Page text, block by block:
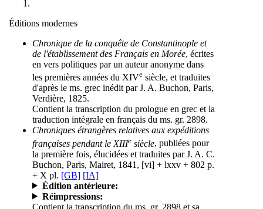
Éditions modernes
Chronique de la conquête de Constantinople et
de l'établissement des Français en Morée, écrites
en vers politiques par un auteur anonyme dans
les premières années du XIVe siècle, et traduites
d'après le ms. grec inédit par J. A. Buchon, Paris,
Verdière, 1825.
Contient la transcription du prologue en grec et la
traduction intégrale en français du ms. gr. 2898.
Chroniques étrangères relatives aux expéditions
françaises pendant le XIIIe siècle, publiées pour
la première fois, élucidées et traduites par J. A. C.
Buchon, Paris, Mairet, 1841, [vi] + lxxv + 802 p.
+ X pl. [GB] [IA]
Édition antérieure:
Réimpressions:
Contient la transcription du ms. gr. 2898 et sa